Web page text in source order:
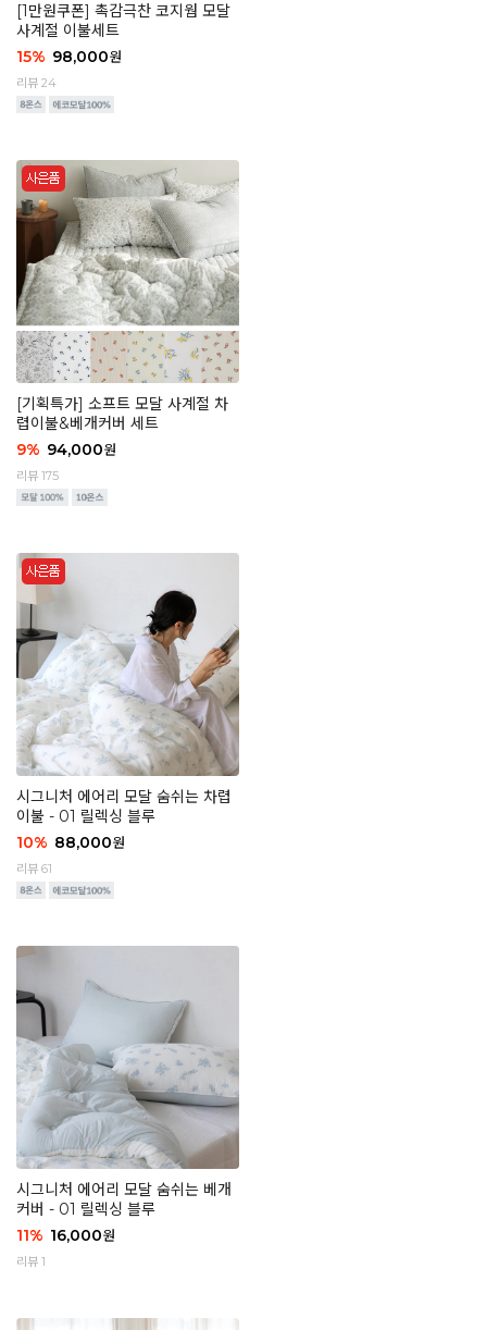
[1만원쿠폰] 촉감극찬 코지웜 모달
사계절 이불세트
15% 98,000원
리뷰 24
[기획특가] 소프트 모달 사계절 차
렵이불&베개커버 세트
9% 94,000원
리뷰 175
시그니처 에어리 모달 숨쉬는 차렵
이불 - 01 릴렉싱 블루
10% 88,000원
리뷰 61
시그니처 에어리 모달 숨쉬는 베개
커버 - 01 릴렉싱 블루
11% 16,000원
리뷰 1